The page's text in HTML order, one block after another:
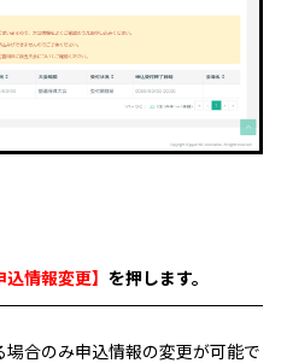
込情報変更】 を押します。
場合のみ申込情報の変更が可能で